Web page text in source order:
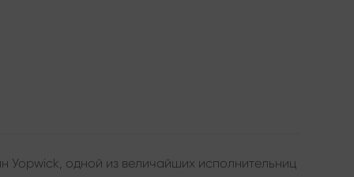
Уорwick, одной из величайших исполнительниц